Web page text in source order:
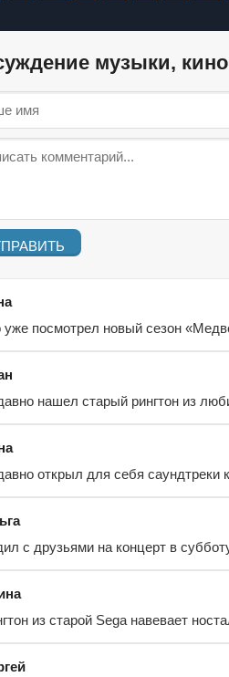
музыки, кино
уже посмотрел новый сезон
нашел старый рингтон из
открыл для себя
с друзьями на концерт в
из старой Sega навевает